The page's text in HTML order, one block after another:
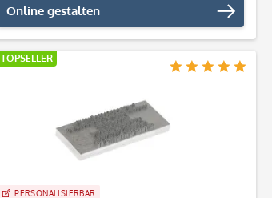
Online gestalten
TOPSELLER
PERSONALISIERBAR